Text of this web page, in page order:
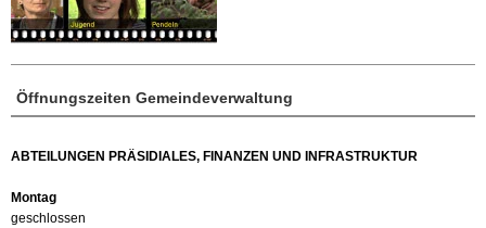
Öffnungszeiten Gemeindeverwaltung
ABTEILUNGEN PRÄSIDIALES, FINANZEN UND INFRASTRUKTUR
Montag
geschlossen